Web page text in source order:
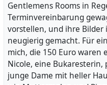
was ich persönlich etwas
nicht so wichtig war,
Insgesamt war es ein
es nicht zu meinen Top-
war freundlich und die
Massage und der orale
übrig. Die Endrechnung
Gentlemens Rooms in
Terminvereinbarung
vorstellen, und ihre Bilder
neugierig gemacht. Für
mich, die 150 Euro waren
Nicole, eine Bukaresterin,
junge Dame mit heller